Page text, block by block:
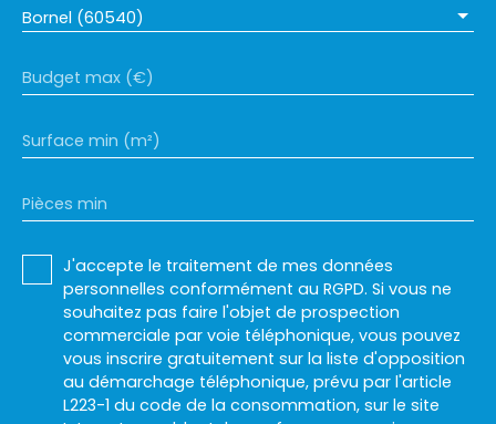
Bornel (60540)
Budget max (€)
Surface min (m²)
Pièces min
J'accepte le traitement de mes données
personnelles conformément au RGPD. Si vous ne
souhaitez pas faire l'objet de prospection
commerciale par voie téléphonique, vous pouvez
vous inscrire gratuitement sur la liste d'opposition
au démarchage téléphonique, prévu par l'article
L223-1 du code de la consommation, sur le site